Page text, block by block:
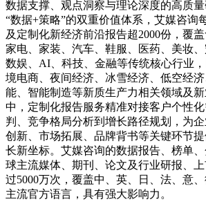
数据支撑、观点洞察与理论深度的高质
“数据+策略”的双重价值体系，艾媒咨询
及定制化新经济前沿报告超2000份，覆
家电、家装、汽车、鞋服、医药、美妆、
数娱、AI、科技、金融等传统核心行业
境电商、夜间经济、冰雪经济、低空经
能、智能制造等新质生产力相关领域及
中，定制化报告服务精准对接客户个性
判、竞争格局分析到增长路径规划，为
创新、市场拓展、品牌背书等关键环节
长新坐标。艾媒咨询的数据报告、榜单
球主流媒体、期刊、论文及行业研报、
过5000万次，覆盖中、英、日、法、意
主流官方语言，具有强大影响力。